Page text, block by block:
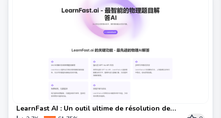
vous pouvez l'invoquer à tout moment, l'utiliser facilement, poser
vos questions directement, que ce soit pour l'écriture AI, la
recherche de questions AI, le travail de bureau AI, la traduction AI, la
programmation AI, la création AI, le résumé de documents AI, ou
pour discuter avec vous, dialoguer AI, pratiquer la conversation, ou
LearnFast AI : Un outil ultime de résolution de